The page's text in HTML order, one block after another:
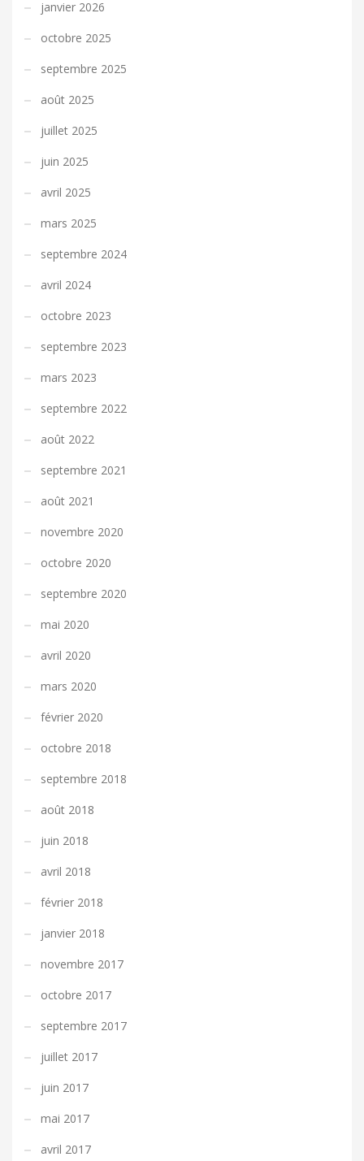
janvier 2026
octobre 2025
septembre 2025
août 2025
juillet 2025
juin 2025
avril 2025
mars 2025
septembre 2024
avril 2024
octobre 2023
septembre 2023
mars 2023
septembre 2022
août 2022
septembre 2021
août 2021
novembre 2020
octobre 2020
septembre 2020
mai 2020
avril 2020
mars 2020
février 2020
octobre 2018
septembre 2018
août 2018
juin 2018
avril 2018
février 2018
janvier 2018
novembre 2017
octobre 2017
septembre 2017
juillet 2017
juin 2017
mai 2017
avril 2017